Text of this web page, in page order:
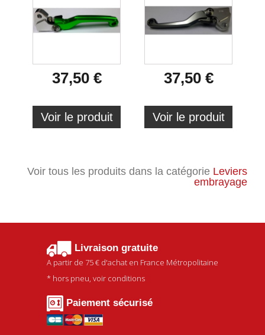
37,50 €
Voir le produit
37,50 €
Voir le produit
Voir tous les produits dans la catégorie Leviers
embrayage
Livraison gratuite
A partir de 75 € d'achat en France Métropolitaine
* hors pneu, voir conditions
Paiement sécurisé